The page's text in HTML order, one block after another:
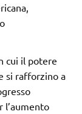
cui il potere
si rafforzino a
l’aumento